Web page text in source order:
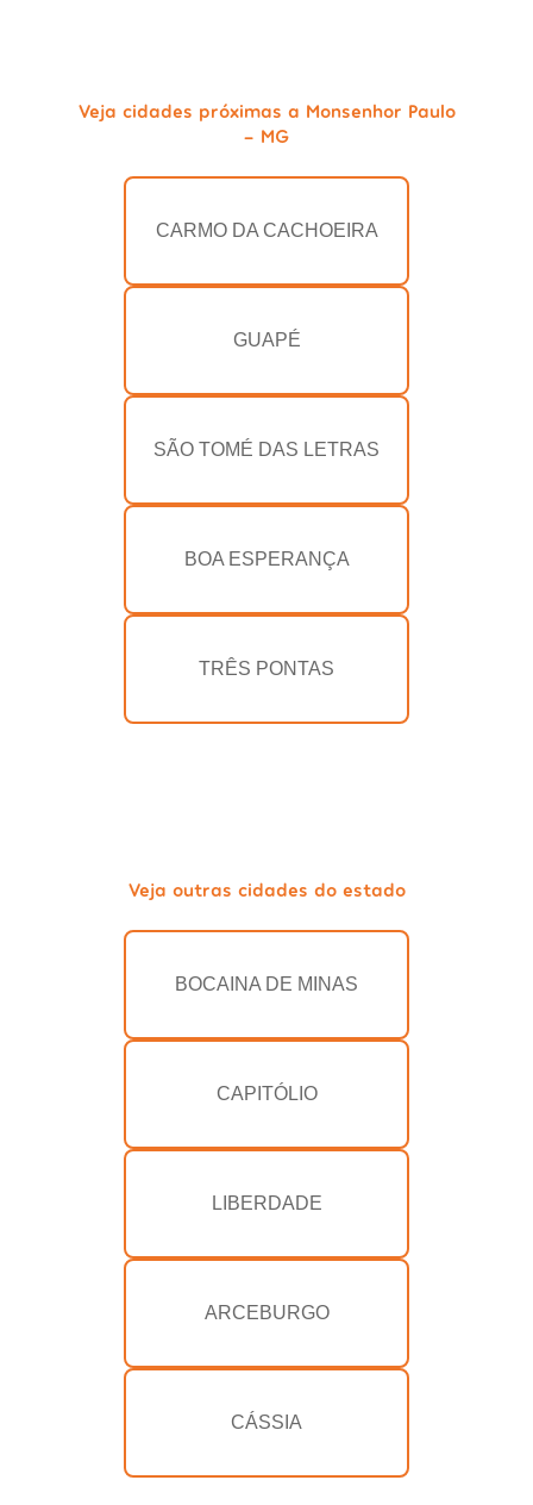
Veja cidades próximas a Monsenhor Paulo
- MG
CARMO DA CACHOEIRA
GUAPÉ
SÃO TOMÉ DAS LETRAS
BOA ESPERANÇA
TRÊS PONTAS
Veja outras cidades do estado
BOCAINA DE MINAS
CAPITÓLIO
LIBERDADE
ARCEBURGO
CÁSSIA